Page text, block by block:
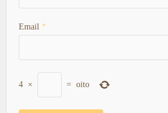
Email *
4 × = oito